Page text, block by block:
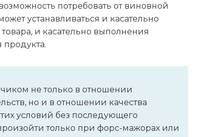
потребовать от виновной
устанавливаться и касательно
и касательно выполнения
не только в отношении
но и в отношении качества
условий без последующего
только при форс-мажорах или